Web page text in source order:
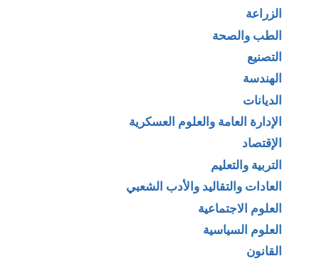
الزراعة
الطب والصحة
التصنيع
الهندسة
الديانات
الإدارة العامة والعلوم العسكرية
الإقتصاد
التربية والتعليم
العادات والتقاليد والأدب الشعبي
العلوم الاجتماعية
العلوم السياسية
القانون